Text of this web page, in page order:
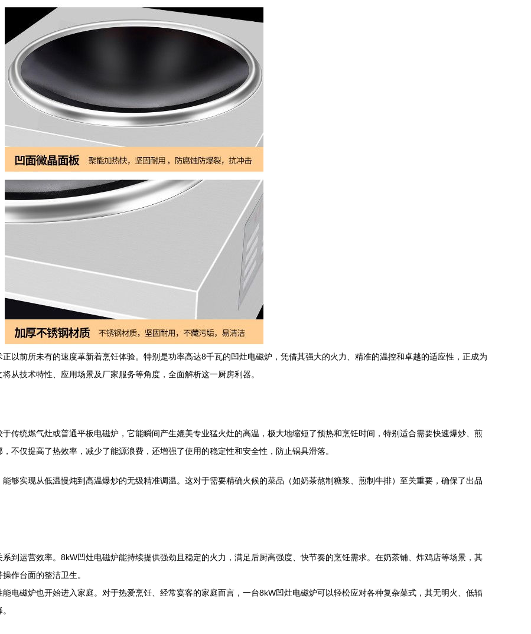
以前所未有的速度革新着烹饪体验。特别是功率高达8千瓦的凹灶电磁炉，凭借其强大的火力、精准的温控和卓越的适应性，正成为
从技术特性、应用场景及厂家服务等角度，全面解析这一厨房利器。
传统燃气灶或普通平板电磁炉，它能瞬间产生媲美专业猛火灶的高温，极大地缩短了预热和烹饪时间，特别适合需要快速爆炒、煎
不仅提高了热效率，减少了能源浪费，还增强了使用的稳定性和安全性，防止锅具滑落。
够实现从低温慢炖到高温爆炒的无级精准调温。这对于需要精确火候的菜品（如奶茶熬制糖浆、煎制牛排）至关重要，确保了出品
到运营效率。8kW凹灶电磁炉能持续提供强劲且稳定的火力，满足后厨高强度、快节奏的烹饪需求。在奶茶铺、炸鸡店等场景，其
作台面的整洁卫生。
电磁炉也开始进入家庭。对于热爱烹饪、经常宴客的家庭而言，一台8kW凹灶电磁炉可以轻松应对各种复杂菜式，其无明火、低辐